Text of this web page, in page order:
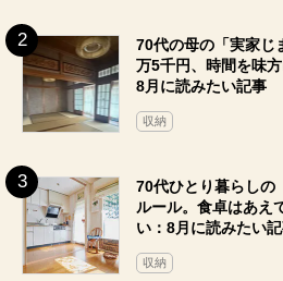
70代の母の「実家じ
万5千円、時間を味
8月に読みたい記事
収納
70代ひとり暮らしの
ルール。食卓はあえ
い：8月に読みたい
収納